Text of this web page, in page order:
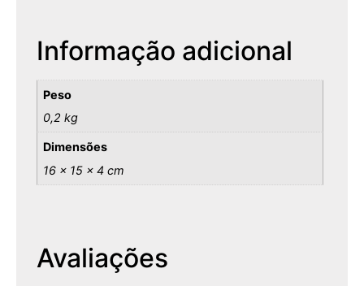
Informação adicional
Peso
0,2 kg
Dimensões
16 × 15 × 4 cm
Avaliações